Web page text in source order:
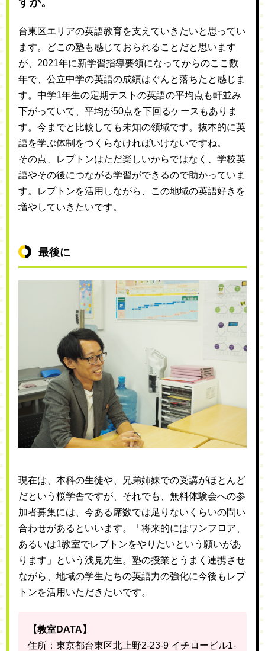
台東区エリアの英語教育を支えていきたいと思ってい
ます。どこの塾も感じておられることだと思います
が、2021年に新学習指導要領になってからのここ数
年で、公立中学の英語の成績はぐんと落ちたと感じま
す。中学1年生の定期テストの英語の平均点も軒並み
下がっていて、平均が50点を下回るケースもありま
す。今までと比較しても未知の領域です。抜本的に英
語を学ぶ体制をつくらなければいけないですね。
その点、レプトンはただ楽しいからではなく、学校英
語やその後につながる学習ができるので助かっていま
す。レプトンを活用しながら、この地域の英語好きを
増やしていきたいです。
最後に
現在は、本科の生徒や、兄弟姉妹での受講がほとんど
だという桜学舎ですが、それでも、無料体験会への参
加者募集には、今ある席数では足りないくらいの問い
合わせがあるといいます。「将来的にはワンフロア、
あるいは1教室でレプトンをやりたいという願いがあ
ります」という浅見先生。塾の授業とうまく連携させ
ながら、地域の学生たちの英語力の強化に今後もレプ
トンを活用いただきたいです。
【教室DATA】
住所：東京都台東区北上野2-23-9 イチロービル1-